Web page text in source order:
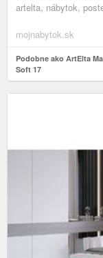
artelta, nábytok,
mojnabytok.sk
Podobne ako ArtElta
Soft 17